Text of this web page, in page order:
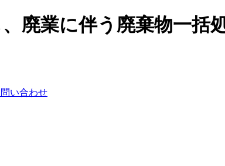
廃業に伴う廃棄物一括
い合わせ